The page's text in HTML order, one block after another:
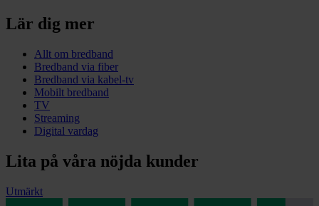
Lär dig mer
Allt om bredband
Bredband via fiber
Bredband via kabel-tv
Mobilt bredband
TV
Streaming
Digital vardag
Lita på våra nöjda kunder
Utmärkt